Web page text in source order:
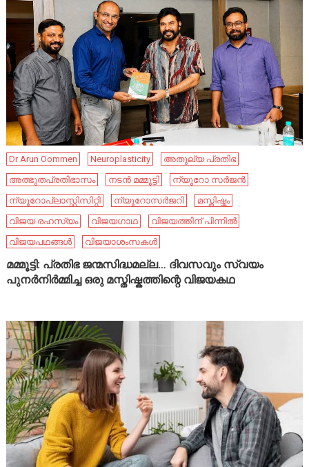
Dr Arun Oommen Neuroplasticity
അതുല്യ പ്രതിഭ
അത്ഭുതപ്രതിഭാസം
നടൻ മമ്മൂട്ടി
ന്യൂറോ സർജൻ
ന്യൂറോപ്ലാസ്റ്റിസിറ്റി
ന്യൂറോസർജറി
മസ്തിഷ്കം
വിജയ രഹസ്യം
വിജയഗാഥ
വിജയത്തിന് പിന്നിൽ
വിജയപഥങ്ങൾ
വിജയാശംസകൾ
മമ്മൂട്ടി: പ്രതിഭ ജന്മസിദ്ധമല്ല… ദിവസവും സ്വയം
പുനർനിർമ്മിച്ച ഒരു മസ്തിഷ്കത്തിന്റെ വിജയകഥ